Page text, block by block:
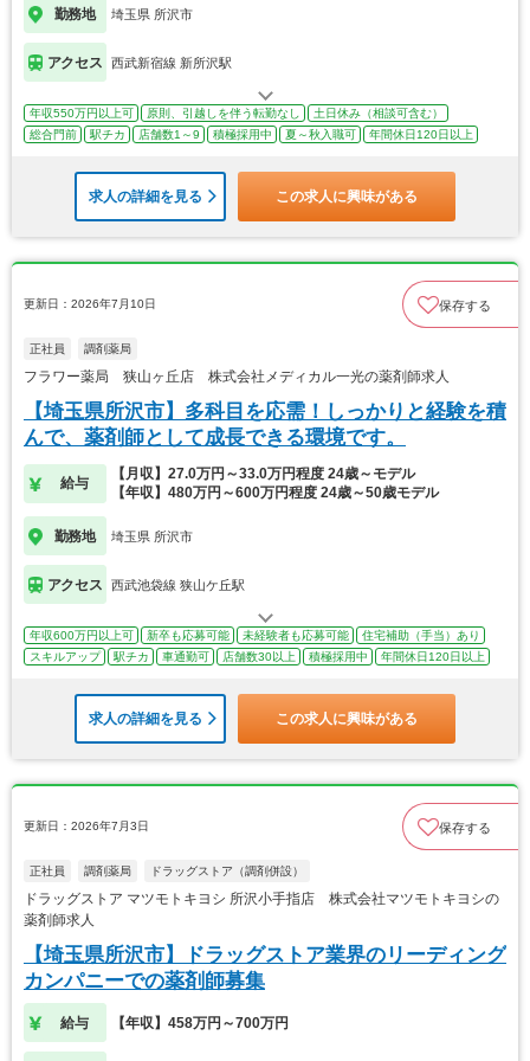
勤務地 埼玉県 所沢市
アクセス 西武新宿線 新所沢駅
年収550万円以上可 原則、引越しを伴う転勤なし
土日休み（相談可含む）
総合門前
駅チカ 店舗数1～9 積極採用中 夏～秋入職可 年間休日120日以上
求人の詳細を見る この求人に興味がある
更新日：2026年7月10日 保存する
正社員 調剤薬局
フラワー薬局 狭山ヶ丘店 株式会社メディカル一光の薬剤師求人
【埼玉県所沢市】多科目を応需！しっかりと経験を積
んで、薬剤師として成長できる環境です。
給与
【月収】27.0万円～33.0万円程度 24歳～モデル
【年収】480万円～600万円程度 24歳～50歳モデル
勤務地 埼玉県 所沢市
アクセス 西武池袋線 狭山ケ丘駅
年収600万円以上可 新卒も応募可能 未経験者も応募可能
住宅補助（手当）あり
スキルアップ
駅チカ 車通勤可 店舗数30以上 積極採用中 年間休日120日以上
求人の詳細を見る この求人に興味がある
更新日：2026年7月3日 保存する
正社員 調剤薬局 ドラッグストア（調剤併設）
ドラッグストア マツモトキヨシ 所沢小手指店 株式会社マツモトキヨシの
薬剤師求人
【埼玉県所沢市】ドラッグストア業界のリーディング
カンパニーでの薬剤師募集
給与 【年収】458万円～700万円